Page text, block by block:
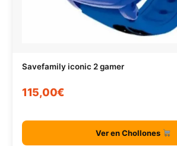
Savefamily iconic 2 gamer
115,00€
Ver en Chollones